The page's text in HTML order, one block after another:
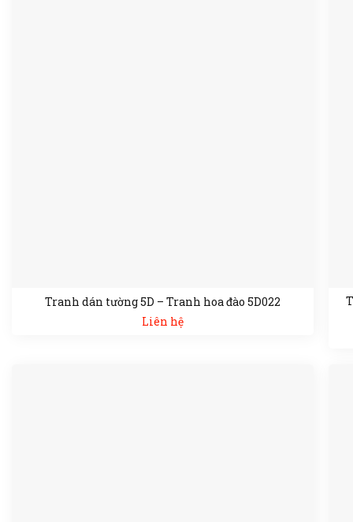
Tranh dán tường 5D – Tranh hoa đào 5D022
Liên hệ